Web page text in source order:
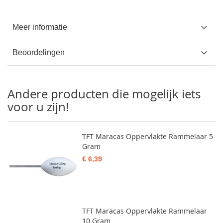
Meer informatie
Beoordelingen
Andere producten die mogelijk iets
voor u zijn!
TFT Maracas Oppervlakte Rammelaar 5
Gram
€ 6,39
TFT Maracas Oppervlakte Rammelaar
10 Gram